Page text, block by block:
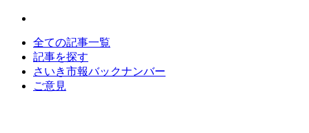
全ての記事一覧
記事を探す
さいき市報バックナンバー
ご意見